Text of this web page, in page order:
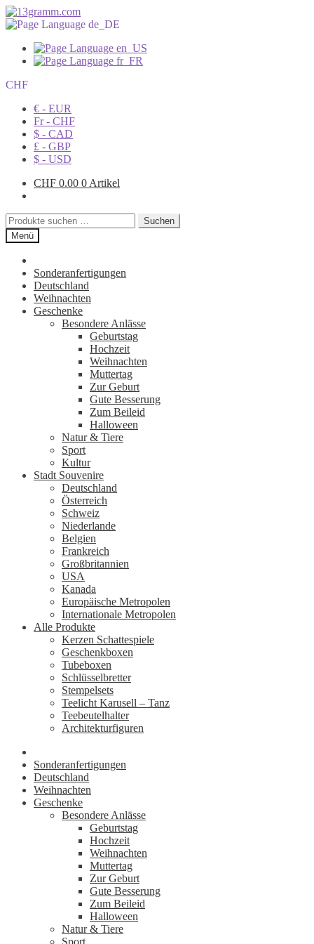
CHF
€ - EUR
Fr - CHF
$ - CAD
£ - GBP
$ - USD
CHF 0.00 0 Artikel
Suchen
nach:
Suchen
Menü
Sonderanfertigungen
Deutschland
Weihnachten
Geschenke
Besondere Anlässe
Geburtstag
Hochzeit
Weihnachten
Muttertag
Zur Geburt
Gute Besserung
Zum Beileid
Halloween
Natur & Tiere
Sport
Kultur
Stadt Souvenire
Deutschland
Österreich
Schweiz
Niederlande
Belgien
Frankreich
Großbritannien
USA
Kanada
Europäische Metropolen
Internationale Metropolen
Alle Produkte
Kerzen Schattespiele
Geschenkboxen
Tubeboxen
Schlüsselbretter
Stempelsets
Teelicht Karusell – Tanz
Teebeutelhalter
Architekturfiguren
Sonderanfertigungen
Deutschland
Weihnachten
Geschenke
Besondere Anlässe
Geburtstag
Hochzeit
Weihnachten
Muttertag
Zur Geburt
Gute Besserung
Zum Beileid
Halloween
Natur & Tiere
Sport